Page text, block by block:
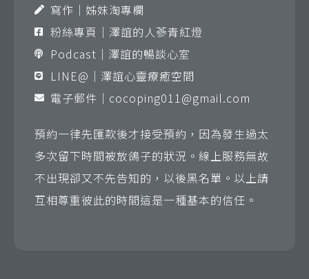
寫作｜姊妹淘專欄
粉絲專頁｜澤誼的人蔘青紅燈
Podcast｜澤誼的暢談心室
LINE@｜澤誼心靈療癒空間
電子郵件｜ cocoping011@gmail.com
預約一律先匯款後才接受預約，因為發生過太
多次留下時間被放鴿子的狀況。線上服務無故
不出現卻又不先告知的，以後黑名單。以上請
互相尊重彼此的時間這是一種基本的信任。